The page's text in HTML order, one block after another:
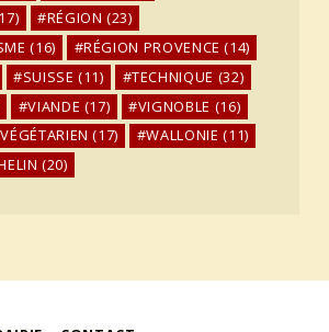
RÉGION (23)
(16) RÉGION PROVENCE (14)
SUISSE (11) TECHNIQUE (32)
VIANDE (17) VIGNOBLE (16)
VÉGÉTARIEN (17) WALLONIE (11)
(20)